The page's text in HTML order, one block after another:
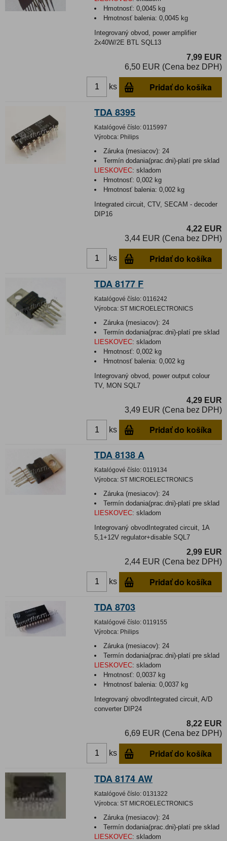
Hmotnosť:0,0045 kg
Hmotnosť balenia:0,0045 kg
Integrovaný obvod, power amplifier
2x40W/2E BTL SQL13
7,99 EUR
6,50 EUR (Cena bez DPH)
ks Pridať do košíka
TDA 8395
Katalógové číslo: 0115997
Výrobca: Philips
Záruka (mesiacov): 24
Termín dodania(prac.dni)-platí pre sklad
LIESKOVEC: skladom
Hmotnosť:0,002 kg
Hmotnosť balenia:0,002 kg
Integrated circuit, CTV, SECAM - decoder
DIP16
4,22 EUR
3,44 EUR (Cena bez DPH)
ks Pridať do košíka
TDA 8177 F
Katalógové číslo: 0116242
Výrobca: ST MICROELECTRONICS
Záruka (mesiacov): 24
Termín dodania(prac.dni)-platí pre sklad
LIESKOVEC: skladom
Hmotnosť:0,002 kg
Hmotnosť balenia:0,002 kg
Integrovaný obvod, power output colour
TV, MON SQL7
4,29 EUR
3,49 EUR (Cena bez DPH)
ks Pridať do košíka
TDA 8138 A
Katalógové číslo: 0119134
Výrobca: ST MICROELECTRONICS
Záruka (mesiacov): 24
Termín dodania(prac.dni)-platí pre sklad
LIESKOVEC: skladom
Integrovaný obvodIntegrated circuit, 1A
5,1+12V regulator+disable SQL7
2,99 EUR
2,44 EUR (Cena bez DPH)
ks Pridať do košíka
TDA 8703
Katalógové číslo: 0119155
Výrobca: Philips
Záruka (mesiacov): 24
Termín dodania(prac.dni)-platí pre sklad
LIESKOVEC: skladom
Hmotnosť:0,0037 kg
Hmotnosť balenia:0,0037 kg
Integrovaný obvodIntegrated circuit, A/D
converter DIP24
8,22 EUR
6,69 EUR (Cena bez DPH)
ks Pridať do košíka
TDA 8174 AW
Katalógové číslo: 0131322
Výrobca: ST MICROELECTRONICS
Záruka (mesiacov): 24
Termín dodania(prac.dni)-platí pre sklad
LIESKOVEC: skladom